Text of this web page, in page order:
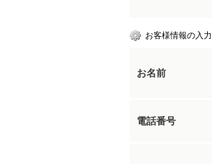
お客様情報の入力
お名前
電話番号